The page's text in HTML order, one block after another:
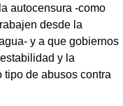
autocensura -como
desde la
y a que gobiernos
y la
de abusos contra